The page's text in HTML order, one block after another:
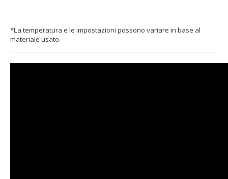
*La temperatura e le impostazioni possono variare in base al
materiale usato.